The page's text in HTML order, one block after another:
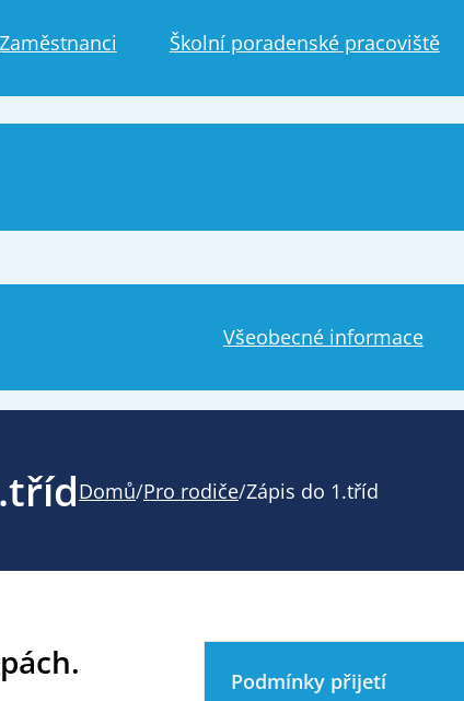
Zaměstnanci Školní poradenské pracoviště
Všeobecné informace
Domů/Pro rodiče/Zápis do 1.tříd
Podmínky přijetí